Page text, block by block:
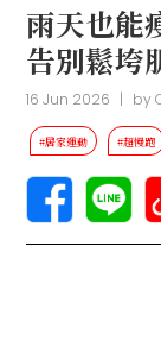
雨天也能
告別鬆垮
16 Jun 2026 | by
#居家運動 #超慢跑